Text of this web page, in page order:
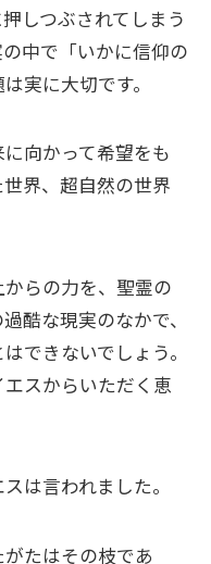
しつぶされてしまう
中で「いかに信仰の
実に大切です。
向かって希望をも
界、超自然の世界
らの力を、聖霊の
酷な現実のなかで、
できないでしょう。
スからいただく恵
は言われました。
がたはその枝であ